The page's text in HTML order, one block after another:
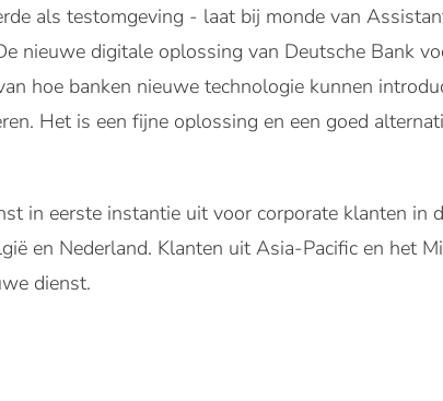
als testomgeving - laat bij monde van
nieuwe digitale oplossing van Deutsche Bank
hoe banken nieuwe technologie kunnen
Het is een fijne oplossing en een goed
in eerste instantie uit voor corporate klanten in
en Nederland. Klanten uit Asia-Pacific en het
dienst.